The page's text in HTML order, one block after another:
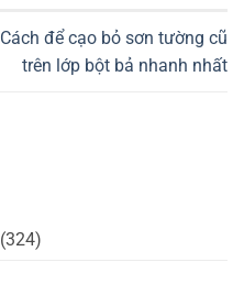
Cách để cạo bỏ sơn tường cũ
trên lớp bột bả nhanh nhất
(324)